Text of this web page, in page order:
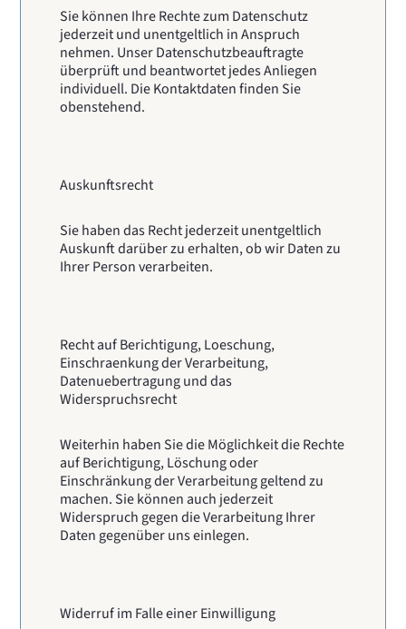
Sie können Ihre Rechte zum Datenschutz
jederzeit und unentgeltlich in Anspruch
nehmen. Unser Datenschutzbeauftragte
überprüft und beantwortet jedes Anliegen
individuell. Die Kontaktdaten finden Sie
obenstehend.
Auskunftsrecht
Sie haben das Recht jederzeit unentgeltlich
Auskunft darüber zu erhalten, ob wir Daten zu
Ihrer Person verarbeiten.
Recht auf Berichtigung, Loeschung,
Einschraenkung der Verarbeitung,
Datenuebertragung und das
Widerspruchsrecht
Weiterhin haben Sie die Möglichkeit die Rechte
auf Berichtigung, Löschung oder
Einschränkung der Verarbeitung geltend zu
machen. Sie können auch jederzeit
Widerspruch gegen die Verarbeitung Ihrer
Daten gegenüber uns einlegen.
Widerruf im Falle einer Einwilligung